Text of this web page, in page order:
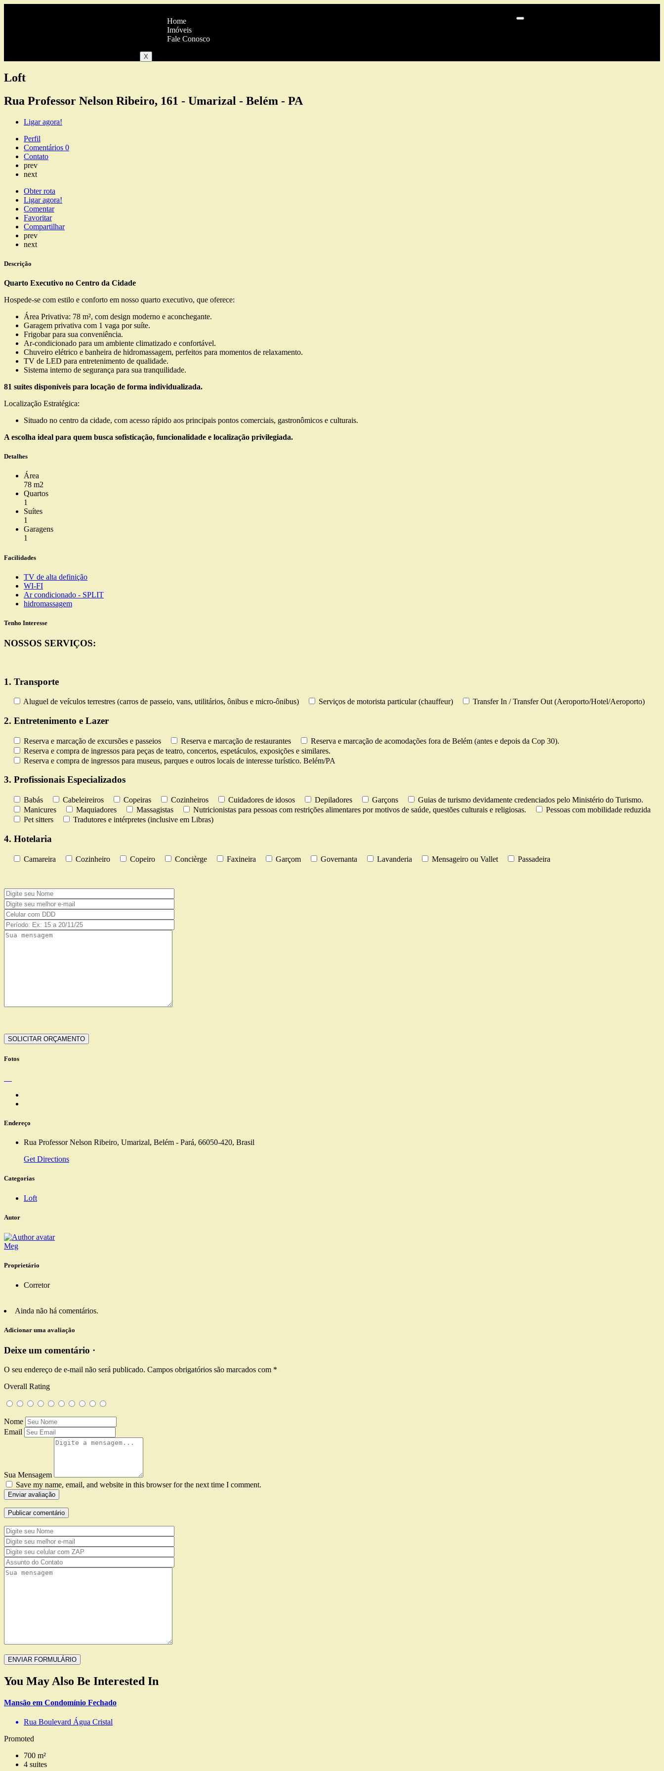
Home
Imóveis
Fale Conosco
X
Loft
Rua Professor Nelson Ribeiro, 161 - Umarizal - Belém - PA
Ligar agora!
Perfil
Comentários 0
Contato
prev
next
Obter rota
Ligar agora!
Comentar
Favoritar
Compartilhar
prev
next
Descrição
Quarto Executivo no Centro da Cidade
Hospede-se com estilo e conforto em nosso quarto executivo, que oferece:
Área Privativa: 78 m², com design moderno e aconchegante.
Garagem privativa com 1 vaga por suíte.
Frigobar para sua conveniência.
Ar-condicionado para um ambiente climatizado e confortável.
Chuveiro elétrico e banheira de hidromassagem, perfeitos para momentos de relaxamento.
TV de LED para entretenimento de qualidade.
Sistema interno de segurança para sua tranquilidade.
81 suítes disponíveis para locação de forma individualizada.
Localização Estratégica:
Situado no centro da cidade, com acesso rápido aos principais pontos comerciais, gastronômicos e culturais.
A escolha ideal para quem busca sofisticação, funcionalidade e localização privilegiada.
Detalhes
Área
78 m2
Quartos
1
Suítes
1
Garagens
1
Facilidades
TV de alta definição
WI-FI
Ar condicionado - SPLIT
hidromassagem
Tenho Interesse
NOSSOS SERVIÇOS:
1. Transporte
Aluguel de veículos terrestres (carros de passeio, vans, utilitários, ônibus e micro-ônibus) Serviços de motorista particular (chauffeur) Transfer In / Transfer Out (Aeroporto/Hotel/Aeroporto)
2. Entretenimento e Lazer
Reserva e marcação de excursões e passeios Reserva e marcação de restaurantes
Reserva e marcação de acomodações fora de Belém (antes e depois da Cop 30).
Reserva e compra de ingressos para peças de teatro, concertos, espetáculos, exposições e similares.
Reserva e compra de ingressos para museus, parques e outros locais de interesse turístico. Belém/PA
3. Profissionais Especializados
Babás Cabeleireiros Copeiras Cozinheiros Cuidadores de idosos Depiladores Garçons
Guias de turismo devidamente credenciados pelo Ministério do Turismo.
Manicures
Maquiadores Massagistas Nutricionistas para pessoas com restrições alimentares por motivos de saúde, questões culturais e religiosas.
Pessoas com mobilidade reduzida
Pet sitters
Tradutores e intérpretes (inclusive em Libras)
4. Hotelaria
Camareira Cozinheiro Copeiro Concièrge Faxineira Garçom Governanta Lavanderia Mensageiro ou Vallet Passadeira
Fotos
Endereço
Rua Professor Nelson Ribeiro, Umarizal, Belém - Pará, 66050-420, Brasil
Get Directions
Categorias
Loft
Autor
Meg
Proprietário
Corretor
Ainda não há comentários.
Adicionar uma avaliação
Deixe um comentário ·
O seu endereço de e-mail não será publicado. Campos obrigatórios são marcados com *
Overall Rating
Nome
Email
Sua Mensagem
Save my name, email, and website in this browser for the next time I comment.
Enviar avaliação
You May Also Be Interested In
Mansão em Condomínio Fechado
Rua Boulevard Água Cristal
Promoted
700 m²
4 suites